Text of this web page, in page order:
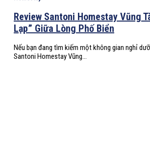
Review Santoni Homestay Vũng
Lạp” Giữa Lòng Phố Biển
Nếu bạn đang tìm kiếm một không gian nghỉ
Santoni Homestay Vũng...